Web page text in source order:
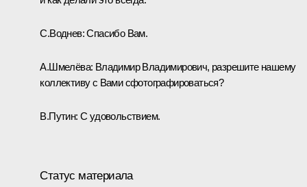
С.Воднев:Спасибо Вам.
А.Шмелёва: Владимир Владимирович, разрешите нашему
коллективу с Вами сфотографироваться?
В.Путин: С удовольствием.
Статус материала